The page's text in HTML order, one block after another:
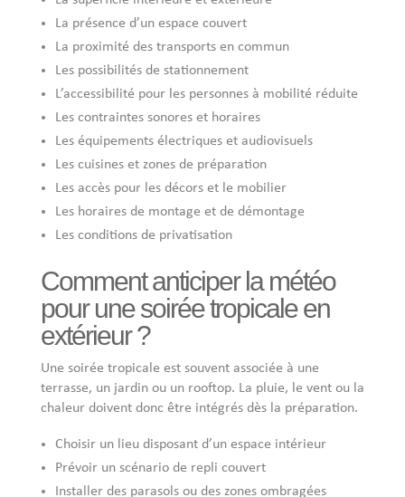
La présence d’un espace couvert
La proximité des transports en commun
Les possibilités de stationnement
L’accessibilité pour les personnes à mobilité réduite
Les contraintes sonores et horaires
Les équipements électriques et audiovisuels
Les cuisines et zones de préparation
Les accès pour les décors et le mobilier
Les horaires de montage et de démontage
Les conditions de privatisation
Comment anticiper la météo
pour une soirée tropicale en
extérieur ?
Une soirée tropicale est souvent associée à une
terrasse, un jardin ou un rooftop. La pluie, le vent ou la
chaleur doivent donc être intégrés dès la préparation.
Choisir un lieu disposant d’un espace intérieur
Prévoir un scénario de repli couvert
Installer des parasols ou des zones ombragées